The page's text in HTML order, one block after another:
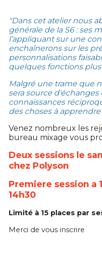
"Dans cet atelier nous
générale de la S6 : ses
l’appliquant sur une
enchaînerons sur les
personnalisations
quelques fonctions plus
Malgré une trame que
sera source
connaissances
des choses à
Venez nombreux les
bureau mixage vous
Deux sessions le
chez Polyson
Premiere session a
14h30
Limité à 15 places par
Merci de vous inscrire